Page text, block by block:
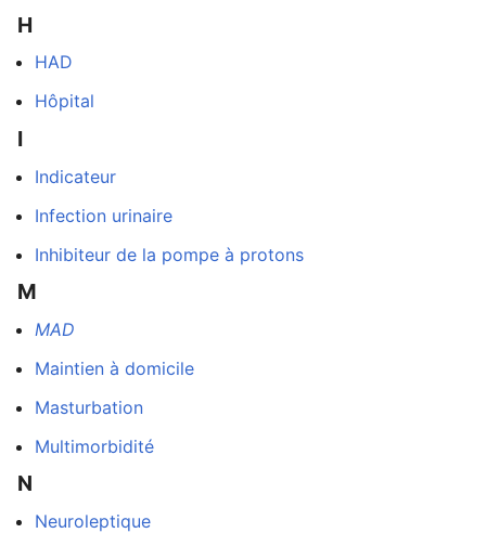
H
HAD
Hôpital
I
Indicateur
Infection urinaire
Inhibiteur de la pompe à protons
M
MAD
Maintien à domicile
Masturbation
Multimorbidité
N
Neuroleptique